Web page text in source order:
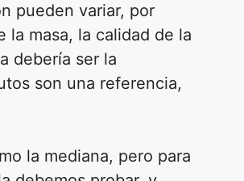
pueden variar, por
la masa, la calidad de la
debería ser la
son una referencia,
la mediana, pero para